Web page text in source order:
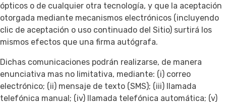
ópticos o de cualquier otra tecnología, y que la aceptación
otorgada mediante mecanismos electrónicos (incluyendo
clic de aceptación o uso continuado del Sitio) surtirá los
mismos efectos que una firma autógrafa.
Dichas comunicaciones podrán realizarse, de manera
enunciativa mas no limitativa, mediante: (i) correo
electrónico; (ii) mensaje de texto (SMS); (iii) llamada
telefónica manual; (iv) llamada telefónica automática; (v)